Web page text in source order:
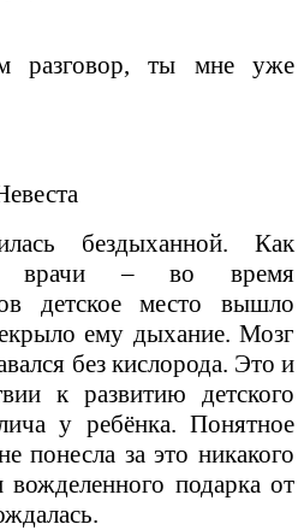
разговор, ты мне уже
бездыханной. Как
врачи – во время
детское место вышло
ему дыхание. Мозг
без кислорода. Это и
к развитию детского
у ребёнка. Понятное
понесла за это никакого
вожделенного подарка от